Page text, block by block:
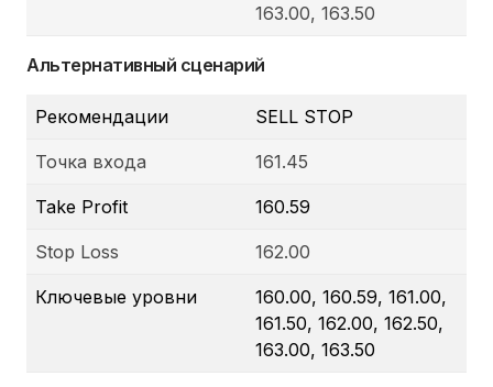
163.00, 163.50
Альтернативный сценарий
Рекомендации SELL STOP
Точка входа 161.45
Take Profit 160.59
Stop Loss 162.00
Ключевые уровни
160.00, 160.59, 161.00,
161.50, 162.00, 162.50,
163.00, 163.50